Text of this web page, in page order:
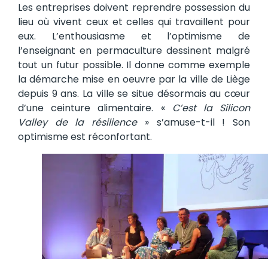
Les entreprises doivent reprendre possession du
lieu où vivent ceux et celles qui travaillent pour
eux. L’enthousiasme et l’optimisme de
l’enseignant en permaculture dessinent malgré
tout un futur possible. Il donne comme exemple
la démarche mise en oeuvre par la ville de Liège
depuis 9 ans. La ville se situe désormais au cœur
d’une ceinture alimentaire. «
C’est la Silicon
Valley de la résilience» s’amuse-t-il ! Son
optimisme est réconfortant.